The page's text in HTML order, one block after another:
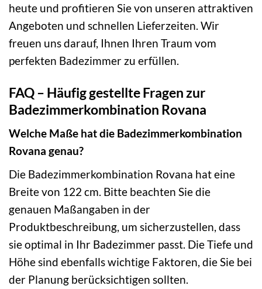
heute und profitieren Sie von unseren attraktiven
Angeboten und schnellen Lieferzeiten. Wir
freuen uns darauf, Ihnen Ihren Traum vom
perfekten Badezimmer zu erfüllen.
FAQ – Häufig gestellte Fragen zur
Badezimmerkombination Rovana
Welche Maße hat die Badezimmerkombination
Rovana genau?
Die Badezimmerkombination Rovana hat eine
Breite von 122 cm. Bitte beachten Sie die
genauen Maßangaben in der
Produktbeschreibung, um sicherzustellen, dass
sie optimal in Ihr Badezimmer passt. Die Tiefe und
Höhe sind ebenfalls wichtige Faktoren, die Sie bei
der Planung berücksichtigen sollten.